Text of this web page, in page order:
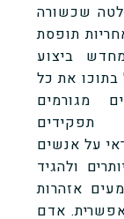
שכשורה
תופסת
ביצוע
את כל
מגורמים
על אנשים
ולהגיד
אזהרות
אדם